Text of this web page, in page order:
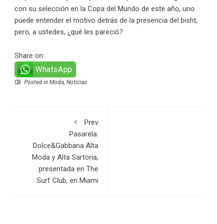
con su selección en la Copa del Mundo de este año, uno
puede entender el motivo detrás de la presencia del bisht,
pero, a ustedes, ¿qué les pareció?
Share on:
WhatsApp
Posted in Moda, Noticias
Prev
Pasarela:
Dolce&Gabbana Alta
Moda y Alta Sartoria,
presentada en The
Surf Club, en Miami